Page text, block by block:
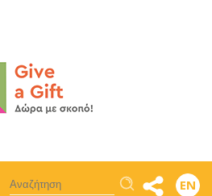
Αναζήτηση EN